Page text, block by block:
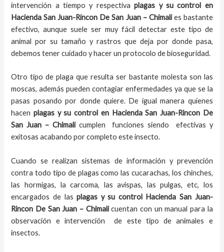
intervención a tiempo y respectivaplagas y su control en
Hacienda San Juan-Rincon De San Juan – Chimalies bastante
efectivo, aunque suele ser muy fácil detectar este tipo de
animal por su tamaño y rastros que deja por donde pasa,
debemos tener cuidado y hacer un protocolo de bioseguridad.
Otro tipo de plaga que resulta ser bastante molesta son las
moscas, además pueden contagiar enfermedades ya que se la
pasas posando por donde quiere. De igual manera quienes
hacenplagas y su control en Hacienda San Juan-Rincon De
San Juan – Chimalicumplen funciones siendo efectivas y
exitosas acabando por completo este insecto.
Cuando se realizan sistemas de información y prevención
contra todo tipo de plagas como las cucarachas, los chinches,
las hormigas, la carcoma, las avispas, las pulgas, etc, los
encargados de lasplagas y su control Hacienda San Juan-
Rincon De San Juan – Chimalicuentan con un manual para la
observación e intervención de este tipo de animales e
insectos.